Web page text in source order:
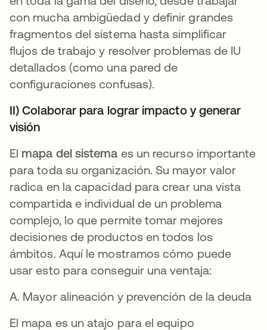
con mucha ambigüedad y definir grandes
fragmentos del sistema hasta simplificar
flujos de trabajo y resolver problemas de IU
detallados (como una pared de
configuraciones confusas).
II) Colaborar para lograr impacto y generar
visión
El mapa del sistema es un recurso importante
para toda su organización. Su mayor valor
radica en la capacidad para crear una vista
compartida e individual de un problema
complejo, lo que permite tomar mejores
decisiones de productos en todos los
ámbitos. Aquí le mostramos cómo puede
usar esto para conseguir una ventaja:
A. Mayor alineación y prevención de la deuda
El mapa es un atajo para el equipo